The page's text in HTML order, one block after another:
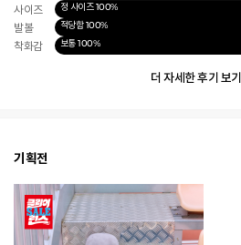
사이즈 정 사이즈100%
발볼 적당함100%
착화감 보통100%
더 자세한 후기 보기
기획전